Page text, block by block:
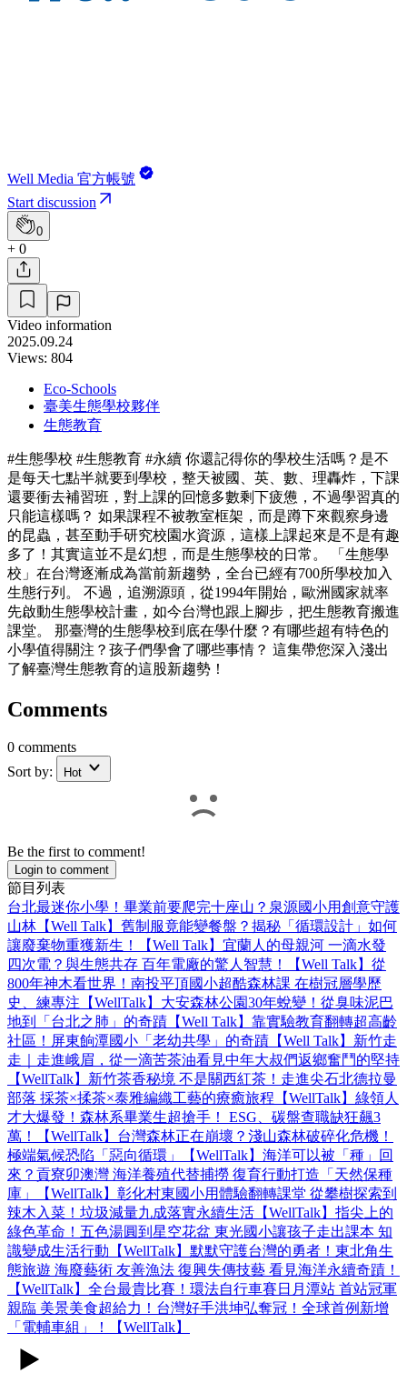
Well Media 官方帳號
Start discussion
0
+ 0
Video information
2025.09.24
Views: 804
Eco-Schools
臺美生態學校夥伴
生態教育
#生態學校 #生態教育 #永續 你還記得你的學校生活嗎？是不
是每天七點半就要到學校，整天被國、英、數、理轟炸，下課
還要衝去補習班，對上課的回憶多數剩下疲憊，不過學習真的
只能這樣嗎？ 如果課程不被教室框架，而是蹲下來觀察身邊
的昆蟲，甚至動手研究校園水資源，這樣上課起來是不是有趣
多了！其實這並不是幻想，而是生態學校的日常。 「生態學
校」在台灣逐漸成為當前新趨勢，全台已經有700所學校加入
生態行列。 不過，追溯源頭，從1994年開始，歐洲國家就率
先啟動生態學校計畫，如今台灣也跟上腳步，把生態教育搬進
課堂。 那臺灣的生態學校到底在學什麼？有哪些超有特色的
小學值得關注？孩子們學會了哪些事情？ 這集帶您深入淺出
了解臺灣生態教育的這股新趨勢！
Comments
0 comments
Sort by:
Hot
Be the first to comment!
Login to comment
節目列表
台北最迷你小學！畢業前要爬完十座山？泉源國小用創意守護
山林【Well Talk】 舊制服竟能變餐盤？揭秘「循環設計」如何
讓廢棄物重獲新生！【Well Talk】 宜蘭人的母親河 一滴水發
四次電？與生態共存 百年電廠的驚人智慧！【Well Talk】 從
800年神木看世界！南投平頂國小超酷森林課 在樹冠層學歷
史、練專注【WellTalk】 大安森林公園30年蛻變！從臭味泥巴
地到「台北之肺」的奇蹟【Well Talk】 靠實驗教育翻轉超高齡
社區！屏東餉潭國小「老幼共學」的奇蹟【Well Talk】 新竹走
走｜走進峨眉，從一滴苦茶油看見中年大叔們返鄉奮鬥的堅持
【WellTalk】 新竹茶香秘境 不是關西紅茶！走進尖石北德拉曼
部落 採茶×揉茶×泰雅編織工藝的療癒旅程【WellTalk】 綠領人
才大爆發！森林系畢業生超搶手！ ESG、碳盤查職缺狂飆3
萬！【WellTalk】 台灣森林正在崩壞？淺山森林破碎化危機！
極端氣候恐陷「惡向循環」【WellTalk】 海洋可以被「種」回
來？貢寮卯澳灣 海洋養殖代替捕撈 復育行動打造「天然保種
庫」【WellTalk】 彰化村東國小用體驗翻轉課堂 從攀樹探索到
辣木入菜！垃圾減量九成落實永續生活【WellTalk】 指尖上的
綠色革命！五色湯圓到星空花盆 東光國小讓孩子走出課本 知
識變成生活行動【WellTalk】 默默守護台灣的勇者！東北角生
態旅遊 海廢藝術 友善漁法 復興失傳技藝 看見海洋永續奇蹟！
【WellTalk】 全台最貴比賽！環法自行車賽日月潭站 首站冠軍
親臨 美景美食超給力！台灣好手洪坤弘奪冠！全球首例新增
「電輔車組」！【WellTalk】